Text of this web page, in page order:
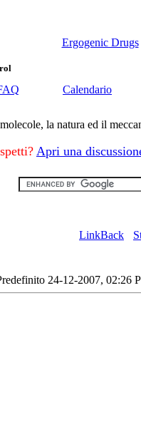
Ergogenic Drugs
Calendario
la natura ed il
Apri una
LinkBack
24-12-2007, 02:26